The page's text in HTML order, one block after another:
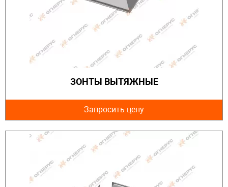
ЗОНТЫ ВЫТЯЖНЫЕ
Запросить цену